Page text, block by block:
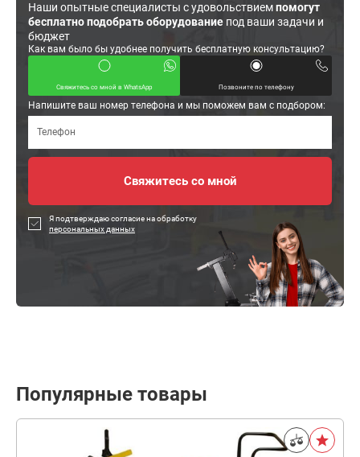
Наши опытные специалисты с удовольствиемпомогут
бесплатно подобрать оборудование под ваши задачи и
бюджет
Как вам было бы удобнее получить бесплатную консультацию?
Свяжитесь со мной в WhatsApp Позвоните по телефону
Напишите ваш номер телефона и мы поможем вам с подбором:
Я подтверждаю согласие на обработку
персональных данных
Популярные товары